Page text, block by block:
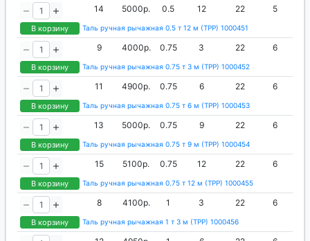
В корзину
14 5000р. 0.5 12 22 5
Таль ручная рычажная 0.5 т 12 м (ТРР) 1000451
В корзину
9 4000р. 0.75 3 22 6
Таль ручная рычажная 0.75 т 3 м (ТРР) 1000452
В корзину
11 4900р. 0.75 6 22 6
Таль ручная рычажная 0.75 т 6 м (ТРР) 1000453
В корзину
13 5000р. 0.75 9 22 6
Таль ручная рычажная 0.75 т 9 м (ТРР) 1000454
В корзину
15 5100р. 0.75 12 22 6
Таль ручная рычажная 0.75 т 12 м (ТРР) 1000455
В корзину
8 4100р. 1 3 22 6
Таль ручная рычажная 1 т 3 м (ТРР) 1000456